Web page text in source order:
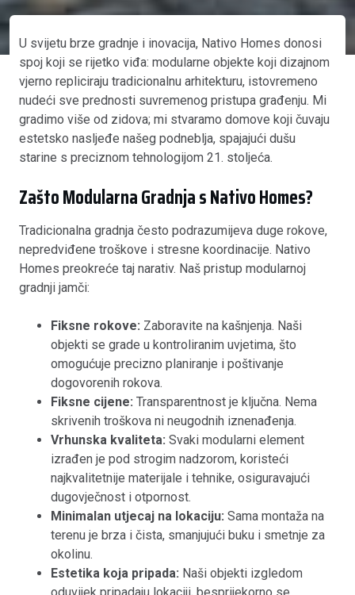
U svijetu brze gradnje i inovacija, Nativo Homes donosi
spoj koji se rijetko viđa: modularne objekte koji dizajnom
vjerno repliciraju tradicionalnu arhitekturu, istovremeno
nudeći sve prednosti suvremenog pristupa građenju. Mi
gradimo više od zidova; mi stvaramo domove koji čuvaju
estetsko nasljeđe našeg podneblja, spajajući dušu
starine s preciznom tehnologijom 21. stoljeća.
Zašto Modularna Gradnja s Nativo Homes?
Tradicionalna gradnja često podrazumijeva duge rokove,
nepredviđene troškove i stresne koordinacije. Nativo
Homes preokreće taj narativ. Naš pristup modularnoj
gradnji jamči:
Fiksne rokove: Zaboravite na kašnjenja. Naši
objekti se grade u kontroliranim uvjetima, što
omogućuje precizno planiranje i poštivanje
dogovorenih rokova.
Fiksne cijene: Transparentnost je ključna. Nema
skrivenih troškova ni neugodnih iznenađenja.
Vrhunska kvaliteta: Svaki modularni element
izrađen je pod strogim nadzorom, koristeći
najkvalitetnije materijale i tehnike, osiguravajući
dugovječnost i otpornost.
Minimalan utjecaj na lokaciju: Sama montaža na
terenu je brza i čista, smanjujući buku i smetnje za
okolinu.
Estetika koja pripada: Naši objekti izgledom